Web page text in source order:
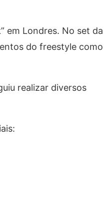
em Londres. No set da
do freestyle como
realizar diversos